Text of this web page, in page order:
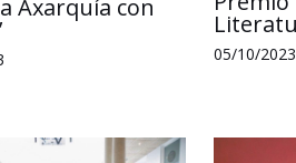
Axarquía con
05/10/2023